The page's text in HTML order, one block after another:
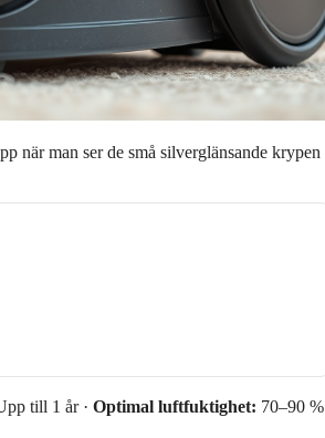
när man ser de små silverglänsande krypen
till 1 år · Optimal luftfuktighet: 70–90 %